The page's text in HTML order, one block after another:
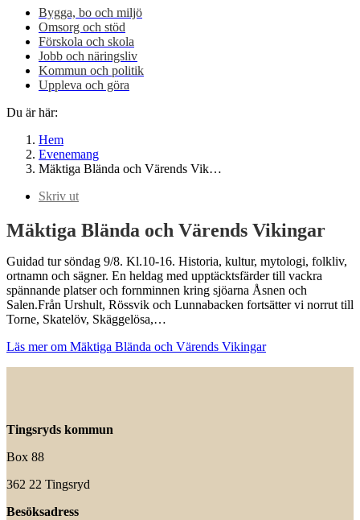
Bygga, bo och miljö
Omsorg och stöd
Förskola och skola
Jobb och näringsliv
Kommun och politik
Uppleva och göra
Du är här:
Hem
Evenemang
Mäktiga Blända och Värends Vik…
Skriv ut
Mäktiga Blända och Värends Vikingar
Guidad tur söndag 9/8. Kl.10-16. Historia, kultur, mytologi, folkliv,
ortnamn och sägner. En heldag med upptäcktsfärder till vackra
spännande platser och fornminnen kring sjöarna Åsnen och
Salen.Från Urshult, Rössvik och Lunnabacken fortsätter vi norrut till
Torne, Skatelöv, Skäggelösa,…
Läs mer om Mäktiga Blända och Värends Vikingar
Tingsryds kommun
Box 88
362 22 Tingsryd
Besöksadress